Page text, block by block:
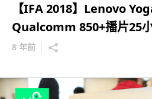
【IFA 2018】Lenovo
Qualcomm 850+播片25
8 年前